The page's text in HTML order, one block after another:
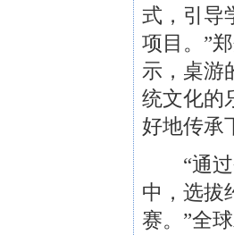
式，引导
项目。”
示，桌游
统文化的
好地传承
“通过
中，选拔
赛。”全